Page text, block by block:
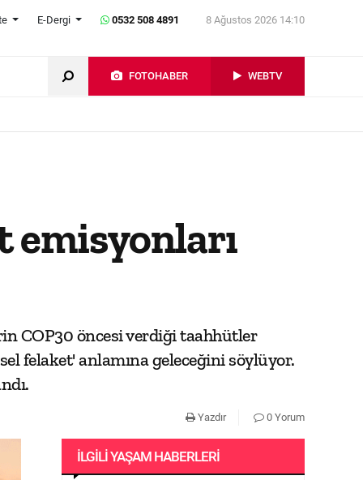
E-Dergi 0532 508 4891 8 Ağustos 2026 14:10
FOTOHABER WEBTV
emisyonları
COP30 öncesi verdiği taahhütler
felaket' anlamına geleceğini söylüyor.
Yazdır 0 Yorum
İLGILI YAŞAM HABERLERI